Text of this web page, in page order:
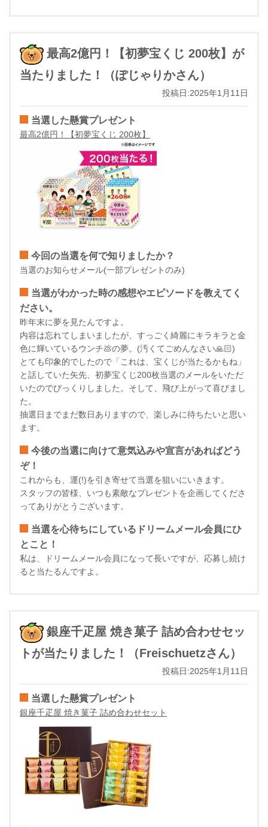
最高2億円！【初夢宝くじ 200枚】が
当たりました！（ぽじゃりかさん）
投稿日:2025年1月11日
当選した懸賞プレゼント
最高2億円！【初夢宝くじ 200枚】
今回の当選を何で知りましたか？
当選のお知らせメール(一部プレゼントのみ)
当選がわかった時の感想やエピソードを教えてく
ださい。
昨年末に夢を見たんですよ。
内容は忘れてしまいましたが、すっごく綺麗にキラキラと金
色に輝いているウンチ💩の夢。(汚くてごめんなさい🙏🏻)
とても印象的でしたので「これは、宝くじが当たるかもね」
と話していた矢先、初夢宝くじ200枚当選のメールをいただ
いたのでびっくりしました。そして、飛び上がって喜びまし
た。
抽選日までまだ数日ありますので、楽しみに待ちたいと思い
ます。
今後の当選に向けて意気込みや宣言があればどう
ぞ！
これからも、運(!)を引き寄せて当選を狙いにいきます。
スタッフの皆様、いつも素敵なプレゼントを企画してくださ
ってありがとうございます。
当選を心待ちにしているドリームメール会員にひ
とこと！
私は、ドリームメール会員になって長いですが、応募し続け
ると当たるんですよ。
銀座千疋屋 焼き菓子 詰め合わせセッ
トが当たりました！（Freischuetzさん）
投稿日:2025年1月11日
当選した懸賞プレゼント
銀座千疋屋 焼き菓子 詰め合わせセット